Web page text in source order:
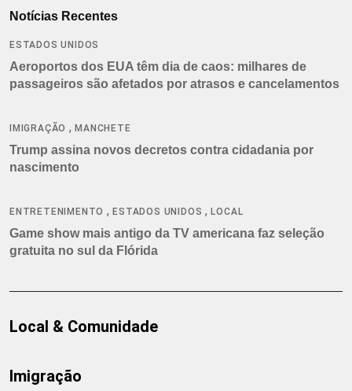
Notícias Recentes
ESTADOS UNIDOS
Aeroportos dos EUA têm dia de caos: milhares de
passageiros são afetados por atrasos e cancelamentos
IMIGRAÇÃO ,MANCHETE
Trump assina novos decretos contra cidadania por
nascimento
ENTRETENIMENTO ,ESTADOS UNIDOS ,LOCAL
Game show mais antigo da TV americana faz seleção
gratuita no sul da Flórida
Local & Comunidade
Imigração